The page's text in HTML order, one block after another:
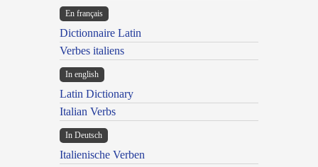
En français
Dictionnaire Latin
Verbes italiens
In english
Latin Dictionary
Italian Verbs
In Deutsch
Italienische Verben